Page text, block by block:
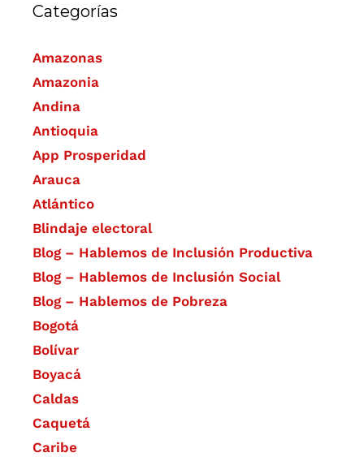
Categorías
Amazonas
Amazonia
Andina
Antioquia
App Prosperidad
Arauca
Atlántico
Blindaje electoral
Blog – Hablemos de Inclusión Productiva
Blog – Hablemos de Inclusión Social
Blog – Hablemos de Pobreza
Bogotá
Bolívar
Boyacá
Caldas
Caquetá
Caribe